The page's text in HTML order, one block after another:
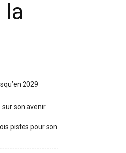
la
2029
sur son avenir
pistes pour son